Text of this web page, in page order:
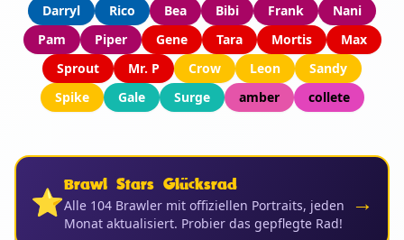
Darryl
Rico Bea Bibi Frank
Nani
Pam
Piper Gene Tara Mortis
Max
Sprout
Mr. P Crow Leon
Sandy
Spike
Gale Surge amber collete
⭐Brawl Stars Glücksrad
Alle 104 Brawler mit offiziellen Portraits, jeden
Monat aktualisiert. Probier das gepflegte Rad!
→